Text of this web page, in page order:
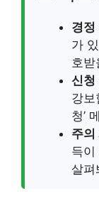
경정
가
호
신청
강보
청’
주의
득이
살펴